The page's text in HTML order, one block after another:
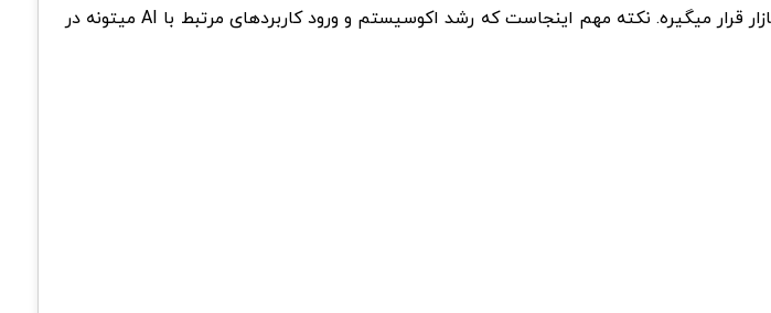
با این مارکت کپ چند میلیارد دلاری، NEAR هنوز هم در دسته پروژه های معتبر و فعال بازار قرار میگیره. نکته مهم اینجاست که رشد اکوسیستم و ورود کاربردهای مرتبط با AI میتونه در